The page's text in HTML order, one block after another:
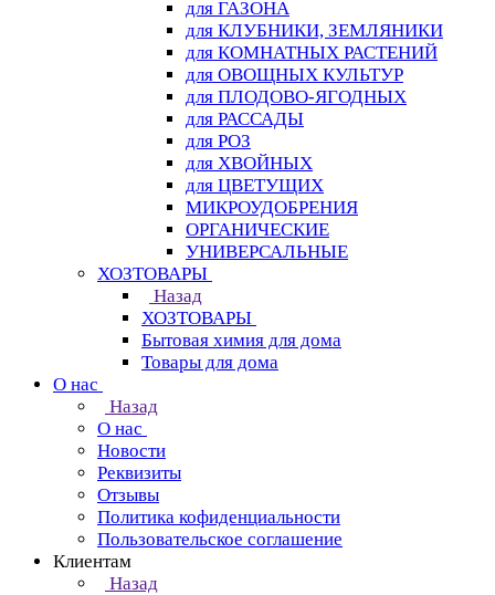
для ГАЗОНА
для КЛУБНИКИ, ЗЕМЛЯНИКИ
для КОМНАТНЫХ РАСТЕНИЙ
для ОВОЩНЫХ КУЛЬТУР
для ПЛОДОВО-ЯГОДНЫХ
для РАССАДЫ
для РОЗ
для ХВОЙНЫХ
для ЦВЕТУЩИХ
МИКРОУДОБРЕНИЯ
ОРГАНИЧЕСКИЕ
УНИВЕРСАЛЬНЫЕ
ХОЗТОВАРЫ
Назад
ХОЗТОВАРЫ
Бытовая химия для дома
Товары для дома
О нас
Назад
О нас
Новости
Реквизиты
Отзывы
Политика кофиденциальности
Пользовательское соглашение
Клиентам
Назад